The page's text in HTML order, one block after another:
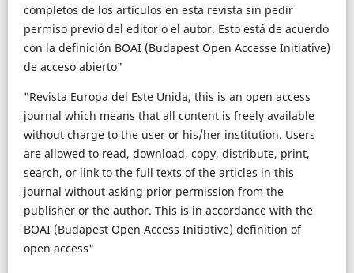
completos de los artículos en esta revista sin pedir
permiso previo del editor o el autor. Esto está de acuerdo
con la definición BOAI (Budapest Open Accesse Initiative)
de acceso abierto"
"Revista Europa del Este Unida, this is an open access
journal which means that all content is freely available
without charge to the user or his/her institution. Users
are allowed to read, download, copy, distribute, print,
search, or link to the full texts of the articles in this
journal without asking prior permission from the
publisher or the author. This is in accordance with the
BOAI (Budapest Open Access Initiative) definition of
open access"